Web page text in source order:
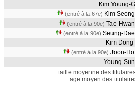
Kim Young-
(entré à la 67e) Kim
(entré à la 90e) Tae-
(entré à la 90e) Seung-
Kim
(entré à la 90e) Joon-
Young-
taille moyenne des
age moyen des